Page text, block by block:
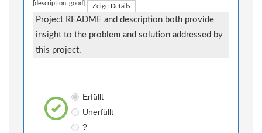
[description_good] Zeige Details
Project README and description both provide
insight to the problem and solution addressed by
this project.
Erfüllt
Unerfüllt
?